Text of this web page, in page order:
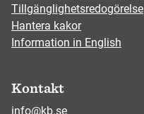
Tillgänglighetsredogörelse
Hantera kakor
Information in English
Kontakt
info@kb.se